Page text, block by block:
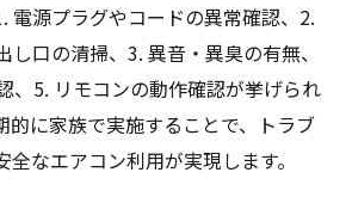
電源プラグやコードの異常確認、2.
し口の清掃、3. 異音・異臭の有無、
、5. リモコンの動作確認が挙げられ
的に家族で実施することで、トラブ
なエアコン利用が実現します。